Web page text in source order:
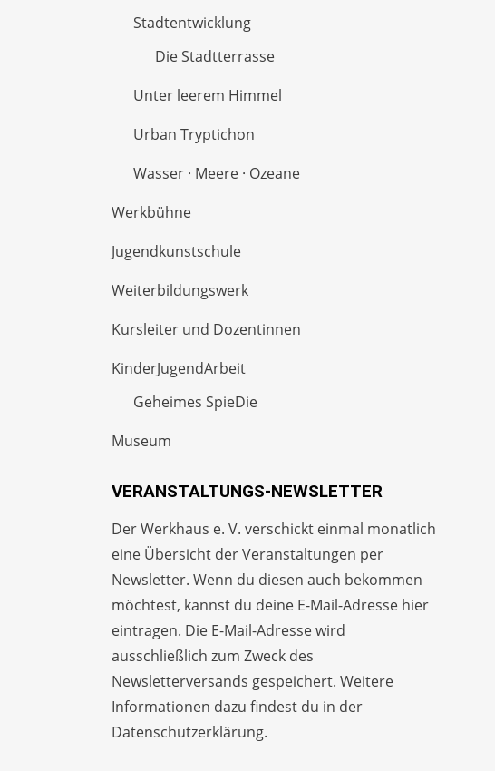
Stadtentwicklung
Die Stadtterrasse
Unter leerem Himmel
Urban Tryptichon
Wasser · Meere · Ozeane
Werkbühne
Jugendkunstschule
Weiterbildungswerk
Kursleiter und Dozentinnen
KinderJugendArbeit
Geheimes SpieDie
Museum
VERANSTALTUNGS-NEWSLETTER
Der Werkhaus e. V. verschickt einmal monatlich
eine Übersicht der Veranstaltungen per
Newsletter. Wenn du diesen auch bekommen
möchtest, kannst du deine E-Mail-Adresse hier
eintragen. Die E-Mail-Adresse wird
ausschließlich zum Zweck des
Newsletterversands gespeichert. Weitere
Informationen dazu findest du in der
Datenschutzerklärung.